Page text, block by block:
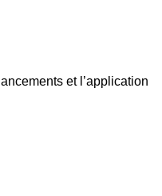
et l’application